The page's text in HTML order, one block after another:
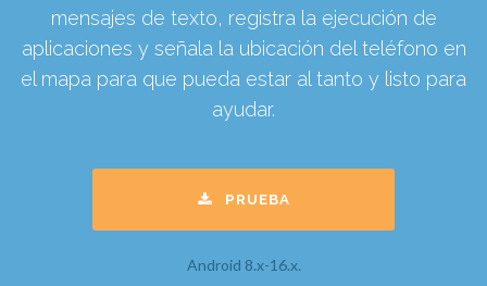
mensajes de texto, registra la ejecución de
aplicaciones y señala la ubicación del teléfono en
el mapa para que pueda estar al tanto y listo para
ayudar.
PRUEBA
Android 8.x-16.x.